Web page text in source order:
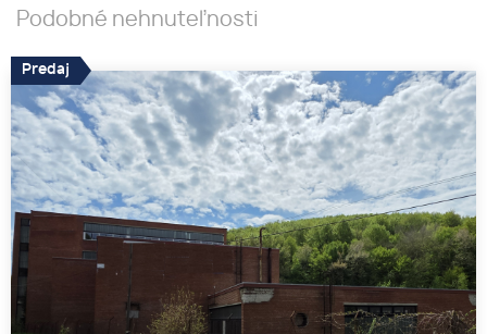
Podobné nehnuteľnosti
Predaj